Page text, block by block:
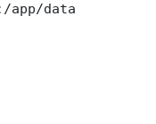
app/data